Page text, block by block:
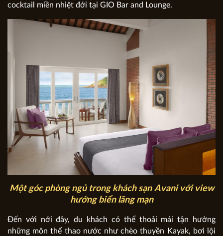
cocktail miền nhiệt đới tại GIO Bar and Lounge.
Một góc phòng ngủ trong khách sạn Avani với view
hướng biển lãng mạn
Đến với nới đây, du khách có thể thoải mái tận hưởng
những môn thể thao nước như chèo thuyền Kayak, bơi lội